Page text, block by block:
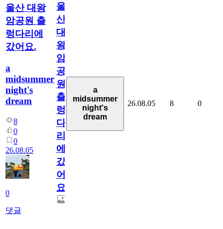
울산 대왕
암공원 출
렁다리에
갔어요.
a
midsummer
night's
dream
8
0
0
26.08.05
0
댓글
울
산
대
왕
암
공
원
출
렁
다
리
에
갔
어
요.
a
midsummer
night's
dream
26.08.05 8 0